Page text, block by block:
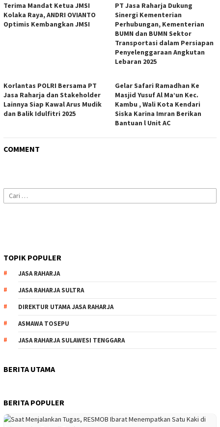
Terima Mandat Ketua JMSI
Kolaka Raya, ANDRI OVIANTO
Optimis Kembangkan JMSI
PT Jasa Raharja Dukung
Sinergi Kementerian
Perhubungan, Kementerian
BUMN dan BUMN Sektor
Transportasi dalam Persiapan
Penyelenggaraan Angkutan
Lebaran 2025
Korlantas POLRI Bersama PT
Jasa Raharja dan Stakeholder
Lainnya Siap Kawal Arus Mudik
dan Balik Idulfitri 2025
Gelar Safari Ramadhan Ke
Masjid Yusuf Al Ma’un Kec.
Kambu , Wali Kota Kendari
Siska Karina Imran Berikan
Bantuan l Unit AC
COMMENT
Cari
untuk:
TOPIK POPULER
JASA RAHARJA
JASA RAHARJA SULTRA
DIREKTUR UTAMA JASA RAHARJA
ASMAWA TOSEPU
JASA RAHARJA SULAWESI TENGGARA
BERITA UTAMA
BERITA POPULER